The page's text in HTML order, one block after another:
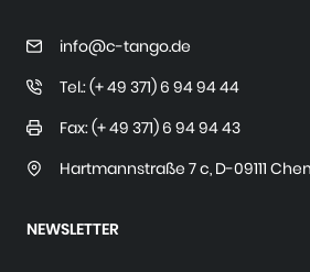
info@c-tango.de
Tel.: (+ 49 371) 6 94 94 44
Fax: (+ 49 371) 6 94 94 43
Hartmannstraße 7 c, D-09111
NEWSLETTER